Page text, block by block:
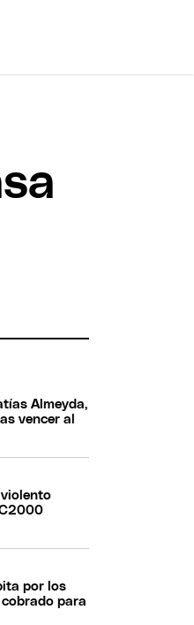
Almeyda,
vencer al
violento
por los
para